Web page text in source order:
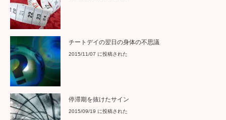
チートデイの翌日の身体の不思議
2015/11/07 に投稿された
停滞期を抜けたサイン
2015/09/19 に投稿された